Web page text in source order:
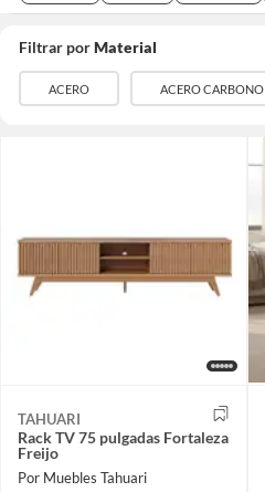
Filtrar porMaterial
ACERO ACERO CARBONO
TAHUARI
Rack TV 75 pulgadas Fortaleza
Freijo
Por Muebles Tahuari